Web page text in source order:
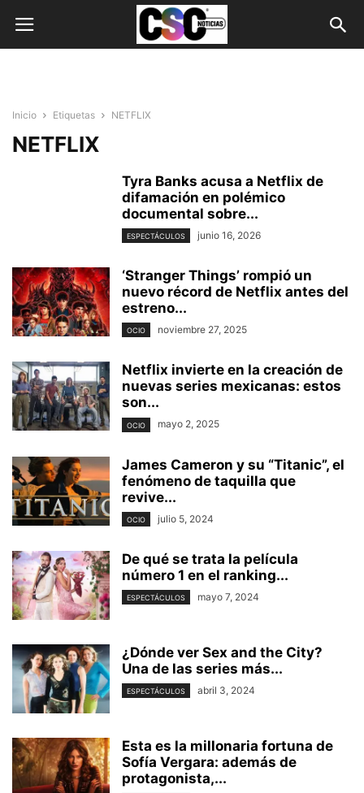
Inicio Etiquetas NETFLIX
NETFLIX
Tyra Banks acusa a Netflix de
difamación en polémico
documental sobre...
ESPECTÁCULOS junio 16, 2026
‘Stranger Things’ rompió un
nuevo récord de Netflix antes del
estreno...
OCIO noviembre 27, 2025
Netflix invierte en la creación de
nuevas series mexicanas: estos
son...
OCIO mayo 2, 2025
James Cameron y su “Titanic”, el
fenómeno de taquilla que
revive...
OCIO julio 5, 2024
De qué se trata la película
número 1 en el ranking...
ESPECTÁCULOS mayo 7, 2024
¿Dónde ver Sex and the City?
Una de las series más...
ESPECTÁCULOS abril 3, 2024
Esta es la millonaria fortuna de
Sofía Vergara: además de
protagonista,...